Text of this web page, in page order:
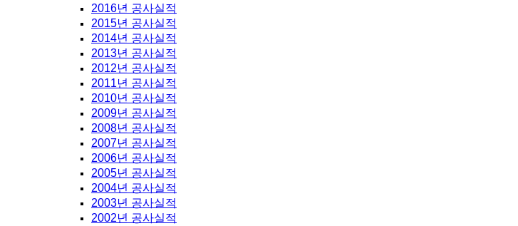
2016년 공사실적
2015년 공사실적
2014년 공사실적
2013년 공사실적
2012년 공사실적
2011년 공사실적
2010년 공사실적
2009년 공사실적
2008년 공사실적
2007년 공사실적
2006년 공사실적
2005년 공사실적
2004년 공사실적
2003년 공사실적
2002년 공사실적